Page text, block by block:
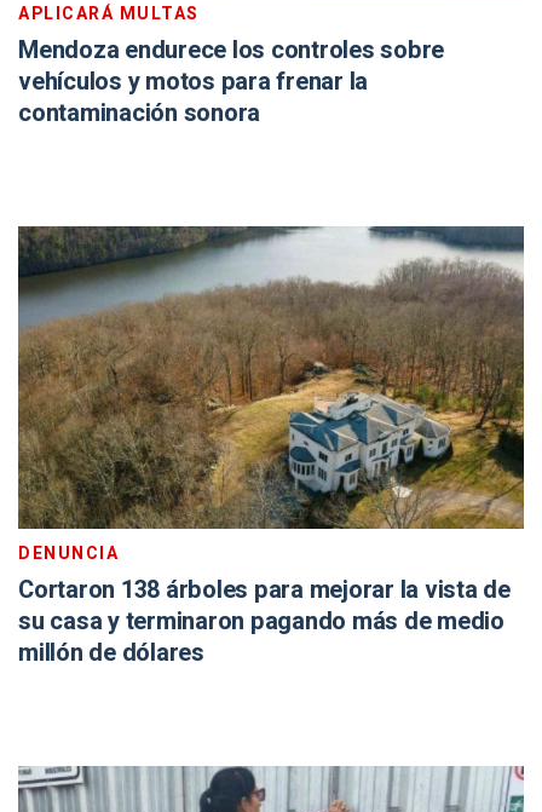
APLICARÁ MULTAS
Mendoza endurece los controles sobre
vehículos y motos para frenar la
contaminación sonora
DENUNCIA
Cortaron 138 árboles para mejorar la vista de
su casa y terminaron pagando más de medio
millón de dólares